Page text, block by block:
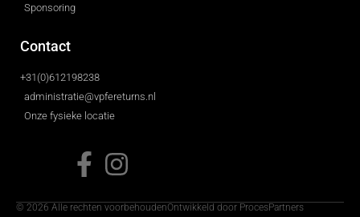
Sponsoring
Contact
+31(0)612198238
administratie@vpfereturns.nl
Onze fysieke locatie
© 2026 Alle rechten voorbehoudenOntwikkeld door ProcesPartners